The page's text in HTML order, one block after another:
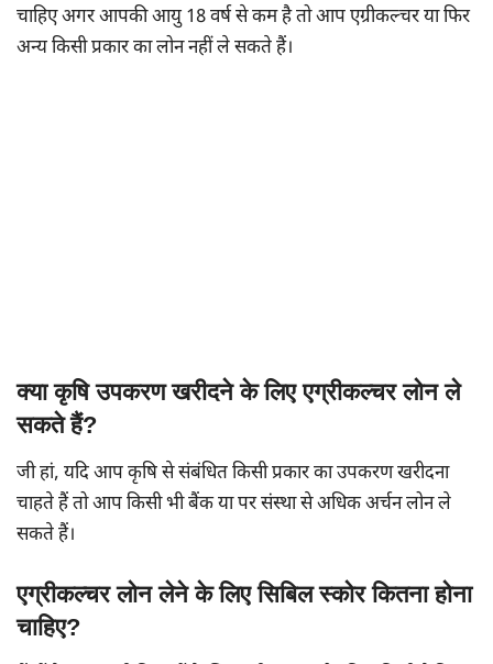
चाहिए अगर आपकी आयु 18 वर्ष से कम है तो आप एग्रीकल्चर या फिर
अन्य किसी प्रकार का लोन नहीं ले सकते हैं।
क्या कृषि उपकरण खरीदने के लिए एग्रीकल्चर लोन ले
सकते हैं?
जी हां, यदि आप कृषि से संबंधित किसी प्रकार का उपकरण खरीदना
चाहते हैं तो आप किसी भी बैंक या पर संस्था से अधिक अर्चन लोन ले
सकते हैं।
एग्रीकल्चर लोन लेने के लिए सिबिल स्कोर कितना होना
चाहिए?